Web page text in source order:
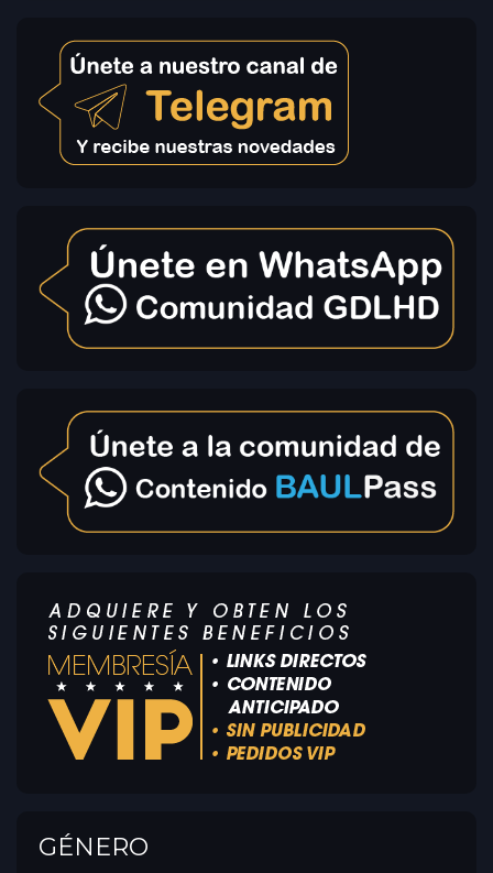
GÉNERO